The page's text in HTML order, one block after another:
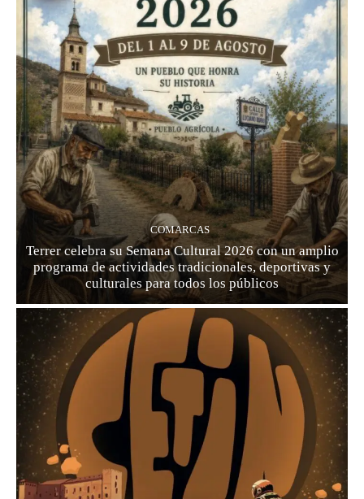
COMARCAS
Terrer celebra su Semana Cultural 2026 con un amplio
programa de actividades tradicionales, deportivas y
culturales para todos los públicos